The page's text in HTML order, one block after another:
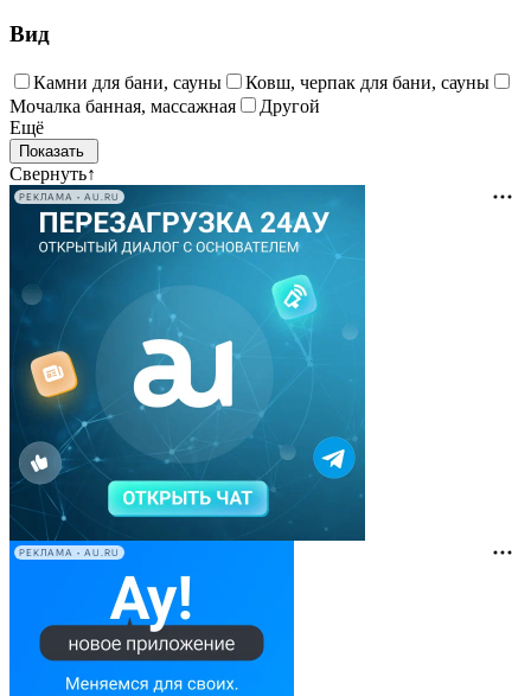
Вид
Камни для бани, сауны
Ковш, черпак для бани, сауны
Мочалка банная, массажная
Другой
Ещё
Свернуть↑
РЕКЛАМА • AU.RU
РЕКЛАМА • AU.RU